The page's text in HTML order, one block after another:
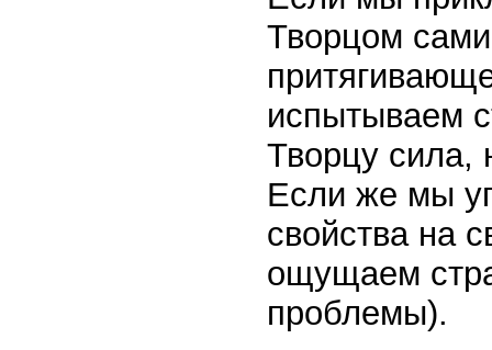
Творцом
испытываем
Творцу сила,
Если же мы
свойства на
ощущаем
проблемы).